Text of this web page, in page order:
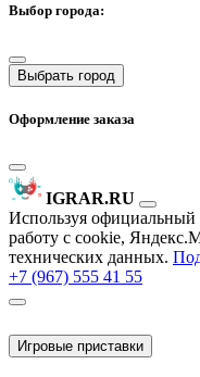
Выбор города:
Выбрать город
Оформление заказа
IGRAR.RU
Используя официальный
работу с cookie,
технических данных.
+7 (967) 555 41 55
Игровые приставки